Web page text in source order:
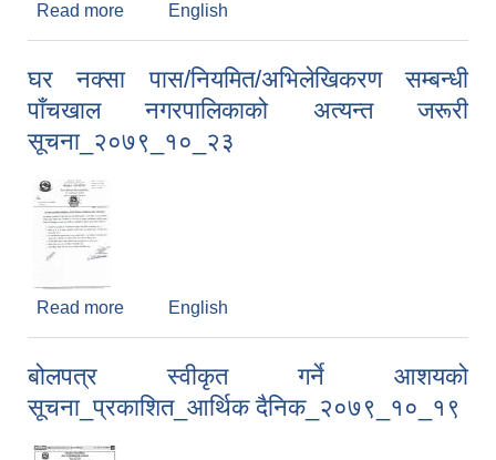
Read more about शिल कोटेशनको लागि बोलपत्र आव्हानको पुन-
English
घर नक्सा पास/नियमित/अभिलेखिकरण सम्बन्धी
पाँचखाल नगरपालिकाको अत्यन्त जरूरी
सूचना_२०७९_१०_२३
Read more about घर नक्सा पास/नियमित/अभिलेखिकरण सम्बन्धी
English
बोलपत्र स्वीकृत गर्ने आशयको
सूचना_प्रकाशित_आर्थिक दैनिक_२०७९_१०_१९